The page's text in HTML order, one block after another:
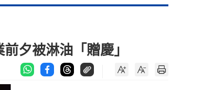
夕被淋油「贈慶」